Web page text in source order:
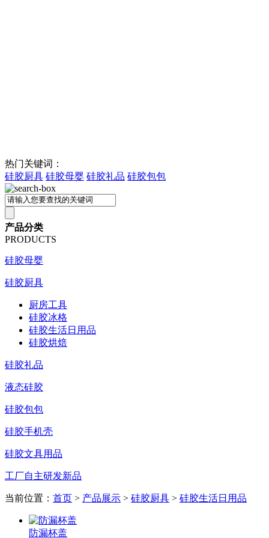
热门关键词：
硅胶厨具 硅胶母婴 硅胶礼品 硅胶包包
产品分类
PRODUCTS
硅胶母婴
硅胶厨具
厨房工具
硅胶冰格
硅胶生活日用品
硅胶烘焙
硅胶礼品
液态硅胶
硅胶包包
硅胶手机壳
硅胶文具用品
工厂自主研发新品
当前位置： 首页 > 产品展示 > 硅胶厨具 > 硅胶生活日用品
防漏杯盖